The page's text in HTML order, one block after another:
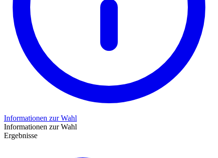
Informationen zur Wahl
Informationen zur Wahl
Ergebnisse